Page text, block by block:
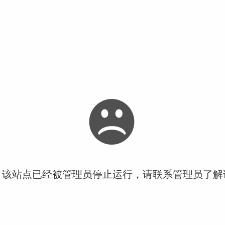
站点已经被管理员停止运行，请联系管理员了